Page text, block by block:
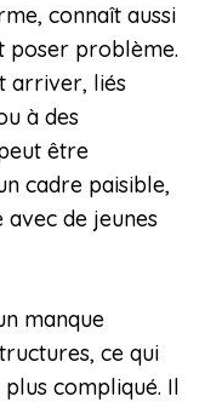
connaît aussi
poser problème.
arriver, liés
à des
être
cadre paisible,
de jeunes
manque
ce qui
compliqué. Il